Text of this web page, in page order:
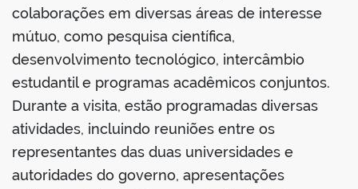
colaborações em diversas áreas de interesse
mútuo, como pesquisa científica,
desenvolvimento tecnológico, intercâmbio
estudantil e programas acadêmicos conjuntos.
Durante a visita, estão programadas diversas
atividades, incluindo reuniões entre os
representantes das duas universidades e
autoridades do governo, apresentações